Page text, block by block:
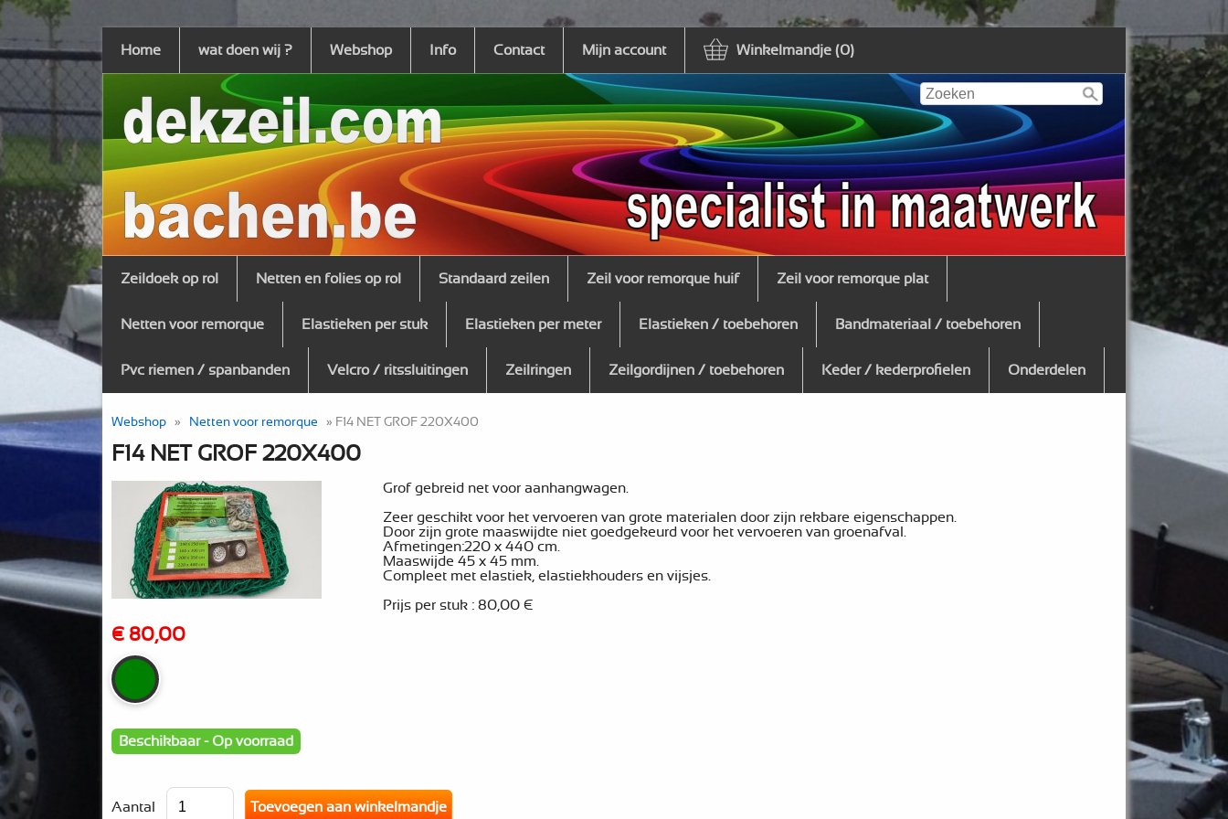
Home wat doen wij ? Webshop Info Contact Mijn account Winkelmandje (0)
Zeildoek op rol Netten en folies op rol Standaard zeilen Zeil voor remorque huif Zeil voor remorque plat
Netten voor remorque Elastieken per stuk Elastieken per meter Elastieken / toebehoren Bandmateriaal / toebehoren
Pvc riemen / spanbanden Velcro / ritssluitingen Zeilringen Zeilgordijnen / toebehoren Keder / kederprofielen Onderdelen
Webshop » Netten voor remorque » F14 NET GROF 220X400
F14 NET GROF 220X400
Grof gebreid net voor aanhangwagen.
Zeer geschikt voor het vervoeren van grote materialen door zijn rekbare eigenschappen.
Door zijn grote maaswijdte niet goedgekeurd voor het vervoeren van groenafval.
Afmetingen:220 x 440 cm.
Maaswijde 45 x 45 mm.
Compleet met elastiek, elastiekhouders en vijsjes.
Prijs per stuk : 80,00 €
€ 80,00
Beschikbaar - Op voorraad
Aantal